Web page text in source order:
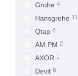
Grohe 4
Hansgrohe 11
Qtap 6
AM.PM 2
AXOR 1
Devit 6